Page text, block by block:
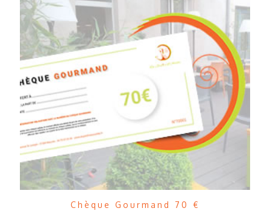
Chèque Gourmand 70 €